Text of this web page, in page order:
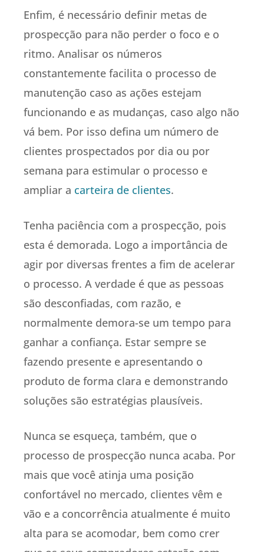
Enfim, é necessário definir metas de
prospecção para não perder o foco e o
ritmo. Analisar os números
constantemente facilita o processo de
manutenção caso as ações estejam
funcionando e as mudanças, caso algo não
vá bem. Por isso defina um número de
clientes prospectados por dia ou por
semana para estimular o processo e
ampliar a carteira de clientes.
Tenha paciência com a prospecção, pois
esta é demorada. Logo a importância de
agir por diversas frentes a fim de acelerar
o processo. A verdade é que as pessoas
são desconfiadas, com razão, e
normalmente demora-se um tempo para
ganhar a confiança. Estar sempre se
fazendo presente e apresentando o
produto de forma clara e demonstrando
soluções são estratégias plausíveis.
Nunca se esqueça, também, que o
processo de prospecção nunca acaba. Por
mais que você atinja uma posição
confortável no mercado, clientes vêm e
vão e a concorrência atualmente é muito
alta para se acomodar, bem como crer